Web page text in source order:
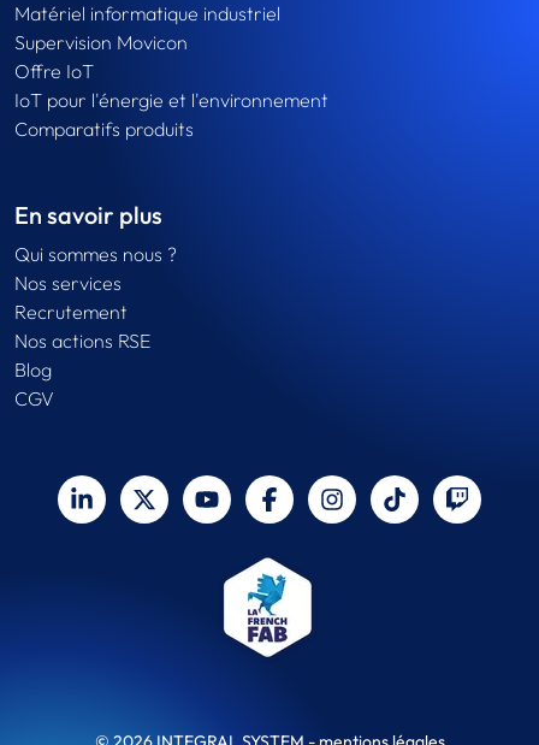
Matériel informatique industriel
Supervision Movicon
Offre IoT
IoT pour l'énergie et l'environnement
Comparatifs produits
En savoir plus
Qui sommes nous ?
Nos services
Recrutement
Nos actions RSE
Blog
CGV